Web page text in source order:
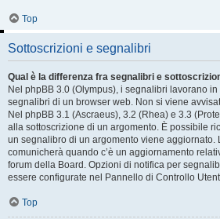
Top
Sottoscrizioni e segnalibri
Qual è la differenza fra segnalibri e
Nel phpBB 3.0 (Olympus), i segnalibri lavorano
segnalibri di un browser web. Non si viene
Nel phpBB 3.1 (Ascraeus), 3.2 (Rhea) e 3.3
alla sottoscrizione di un argomento. È possibile
un segnalibro di un argomento viene aggiornato.
comunicherà quando c’è un aggiornamento
forum della Board. Opzioni di notifica per
essere configurate nel Pannello di Controllo
Top